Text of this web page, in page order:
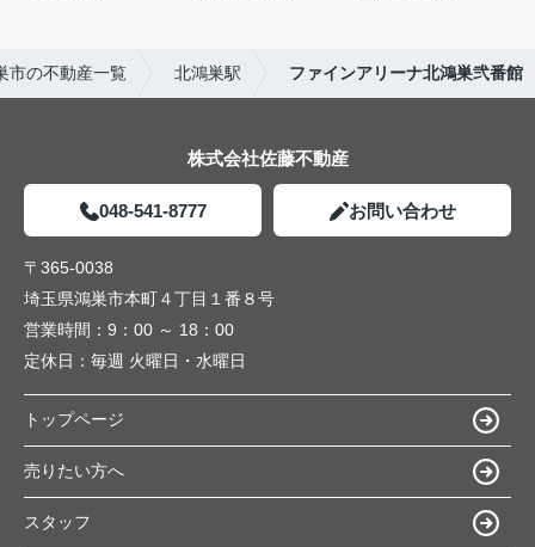
市の不動産一覧 北鴻巣駅 ファインアリーナ北鴻巣弐番館
株式会社佐藤不動産
048-541-8777 お問い合わせ
〒365-0038
埼玉県鴻巣市本町４丁目１番８号
営業時間： 9：00 ～ 18：00
定休日： 毎週 火曜日・水曜日
トップページ
売りたい方へ
スタッフ